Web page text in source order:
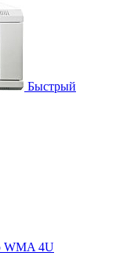
Быстрый
WMA 4U